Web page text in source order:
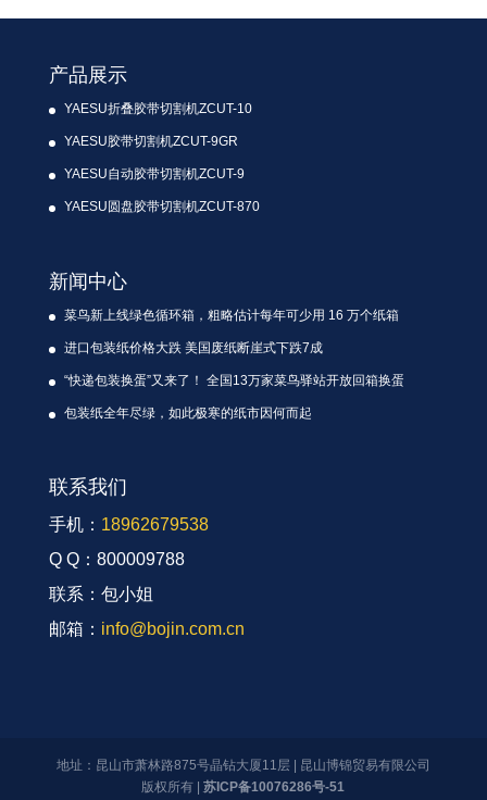
产品展示
YAESU折叠胶带切割机ZCUT-10
YAESU胶带切割机ZCUT-9GR
YAESU自动胶带切割机ZCUT-9
YAESU圆盘胶带切割机ZCUT-870
新闻中心
菜鸟新上线绿色循环箱，粗略估计每年可少用 16 万个纸箱
进口包装纸价格大跌 美国废纸断崖式下跌7成
“快递包装换蛋”又来了！ 全国13万家菜鸟驿站开放回箱换蛋
包装纸全年尽绿，如此极寒的纸市因何而起
联系我们
手机： 18962679538
Q Q：800009788
联系：包小姐
邮箱： info@bojin.com.cn
地址：昆山市萧林路875号晶钻大厦11层 | 昆山博锦贸易有限公司
版权所有 |苏ICP备10076286号-51